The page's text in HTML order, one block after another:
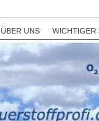
ÜBER UNS WICHTIGER